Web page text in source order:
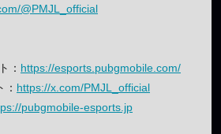
@PMJL_official
： https://esports.pubgmobile.com/
https://x.com/PMJL_official
pubgmobile-esports.jp